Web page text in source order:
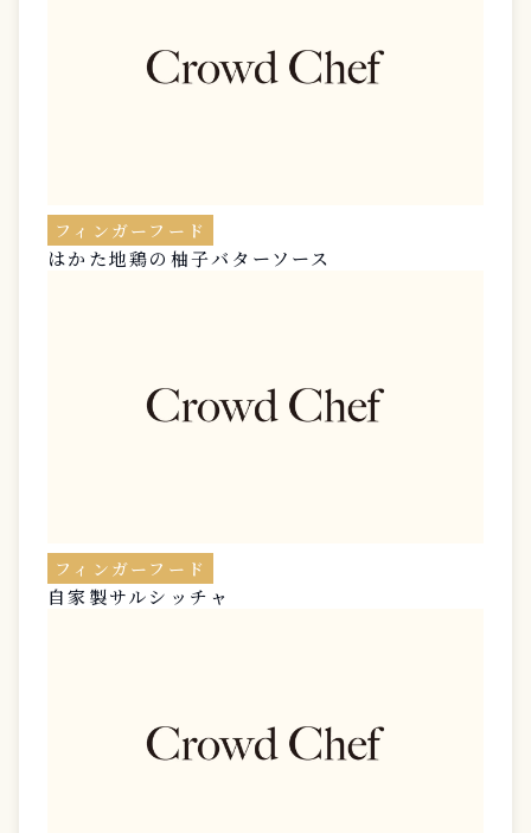
フィンガーフード
はかた地鶏の柚子バターソース
フィンガーフード
自家製サルシッチャ